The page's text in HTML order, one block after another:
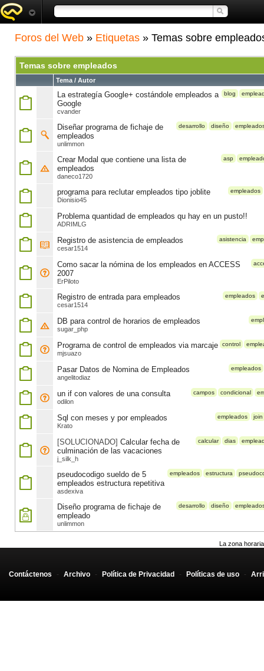
Foros del Web » Etiquetas » Temas sobre
Temas sobre empleados
Tema / Autor
blog
La estrategía Google+ costándole empleados a
Google
cvander
desarrollo diseño
Diseñar programa de fichaje de
empleados
unlimmon
asp
Crear Modal que contiene una lista de
empleados
daneco1720
empleados
programa para reclutar empleados tipo joblite
Dionisio45
Problema quantidad de empleados qu hay en un pusto!!
ADRIMLG
asistencia
Registro de asistencia de empleados
cesar1514
Como sacar la nómina de los empleados en ACCESS
2007
ErPiloto
empleados
Registro de entrada para empleados
cesar1514
DB para control de horarios de empleados
sugar_php
control
Programa de control de empleados via marcaje
mjsuazo
empleados
Pasar Datos de Nomina de Empleados
angelitodiaz
campos condicional
un if con valores de una consulta
odilon
empleados join
Sql con meses y por empleados
Krato
calcular dias
[SOLUCIONADO] Calcular fecha de
culminación de las vacaciones
j_silk_h
empleados estructura
pseudocodigo sueldo de 5
empleados estructura repetitiva
asdexiva
desarrollo diseño
Diseño programa de fichaje de
empleado
unlimmon
La zona
Contáctenos - Archivo - Política de Privacidad - Políticas de uso -